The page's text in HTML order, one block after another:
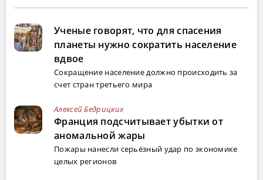
Ученые говорят, что для спасения
планеты нужно сократить население
вдвое
Сокращение население должно происходить за
счет стран третьего мира
Алексей Бедрицких
Франция подсчитывает убытки от
аномальной жары
Пожары нанесли серьёзный удар по экономике
целых регионов